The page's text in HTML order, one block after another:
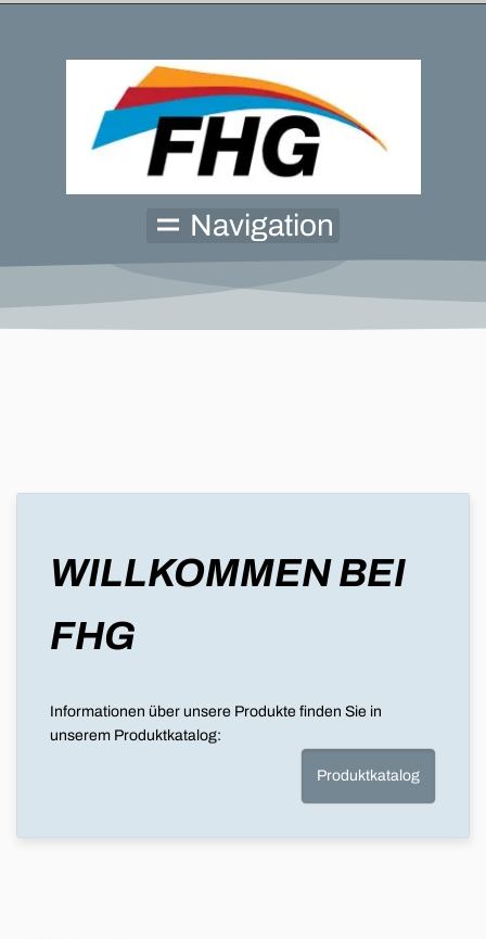
Navigation
WILLKOMMEN BEI
FHG
Informationen über unsere Produkte finden Sie in
unserem Produktkatalog:
Produktkatalog